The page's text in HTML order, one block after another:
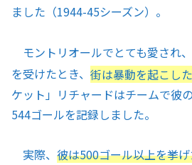
ました（1944-45シーズン）。
モントリオールでとても愛され
を受けたとき、 街は暴動を起こした
ケット」リチャードはチームで彼
544ゴールを記録しました。
実際、 彼は500ゴール以上を挙